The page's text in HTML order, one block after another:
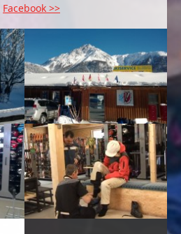
Facebook >>